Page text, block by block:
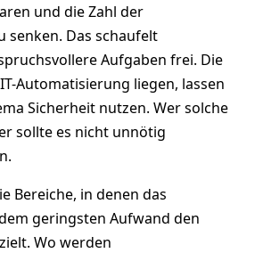
und die Zahl der
senken. Das schaufelt
Aufgaben frei. Die
Automatisierung liegen, lassen
Sicherheit nutzen. Wer solche
sollte es nicht unnötig
Bereiche, in denen das
geringsten Aufwand den
Wo werden